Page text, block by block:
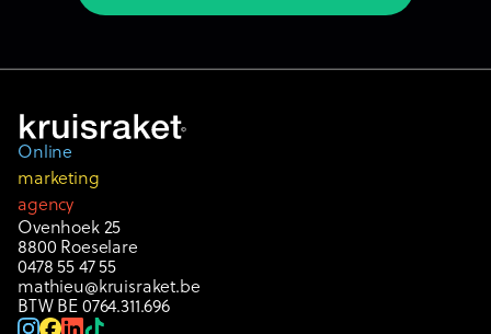
plan een vrijblijvend gesprek
Online
marketing
agency
Ovenhoek 25
8800 Roeselare
0478 55 47 55
mathieu@kruisraket.be
BTW BE 0764.311.696